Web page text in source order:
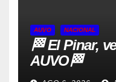
AUVO NACIONAL
🏁 El Pinar,
AUVO🏁